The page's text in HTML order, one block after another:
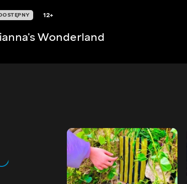
12+
Wonderland